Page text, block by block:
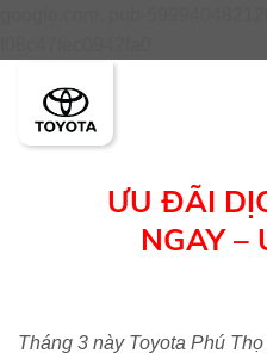
ƯU ĐÃI
NGAY –
Tháng 3 này Toyota Phú